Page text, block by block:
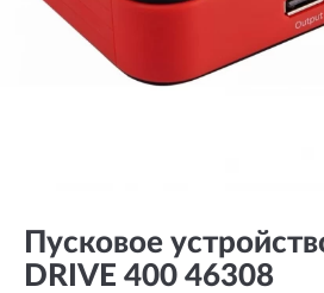
Пусковое
DRIVE 400 46308